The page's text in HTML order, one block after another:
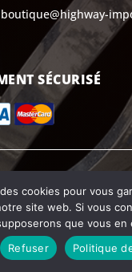
boutique@highway-
SÉCURISÉ
import
cookies pour vous
site web. Si vous
que vous en
Refuser Politique